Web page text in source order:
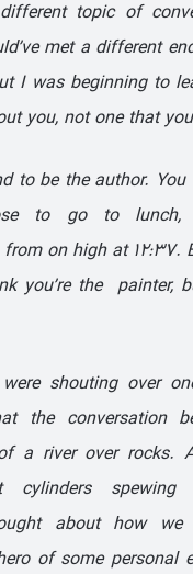
topic of
met a different
I was beginning to
you, not one that
to be the author.
to go to lunch,
on high at 12:37.
you’re the painter,
shouting over
the conversation
a river over rocks.
cylinders spewing
about how we
of some personal